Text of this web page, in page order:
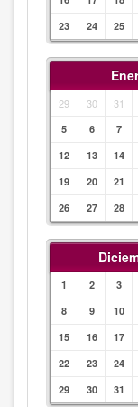
23
24 25
29 30 31
5
6 7
12
13 14
19
20 21
26
27 28
1 2 3
8
9 10
15
16 17
22
23 24
29
30 31